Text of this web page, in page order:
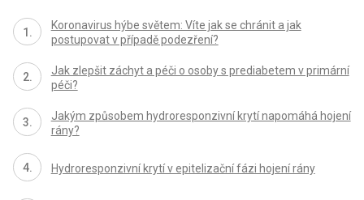
Koronavirus hýbe světem: Víte jak se chránit a jak
postupovat v případě podezření?
Jak zlepšit záchyt a péči o osoby s prediabetem v primární
péči?
Jakým způsobem hydroresponzivní krytí napomáhá hojení
rány?
Hydroresponzivní krytí v epitelizační fázi hojení rány